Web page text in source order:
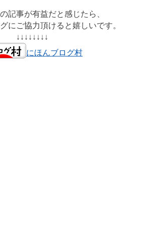
記事が有益だと感じたら、
にご協力頂けると嬉しいです。
↓↓↓↓↓↓↓↓
にほんブログ村